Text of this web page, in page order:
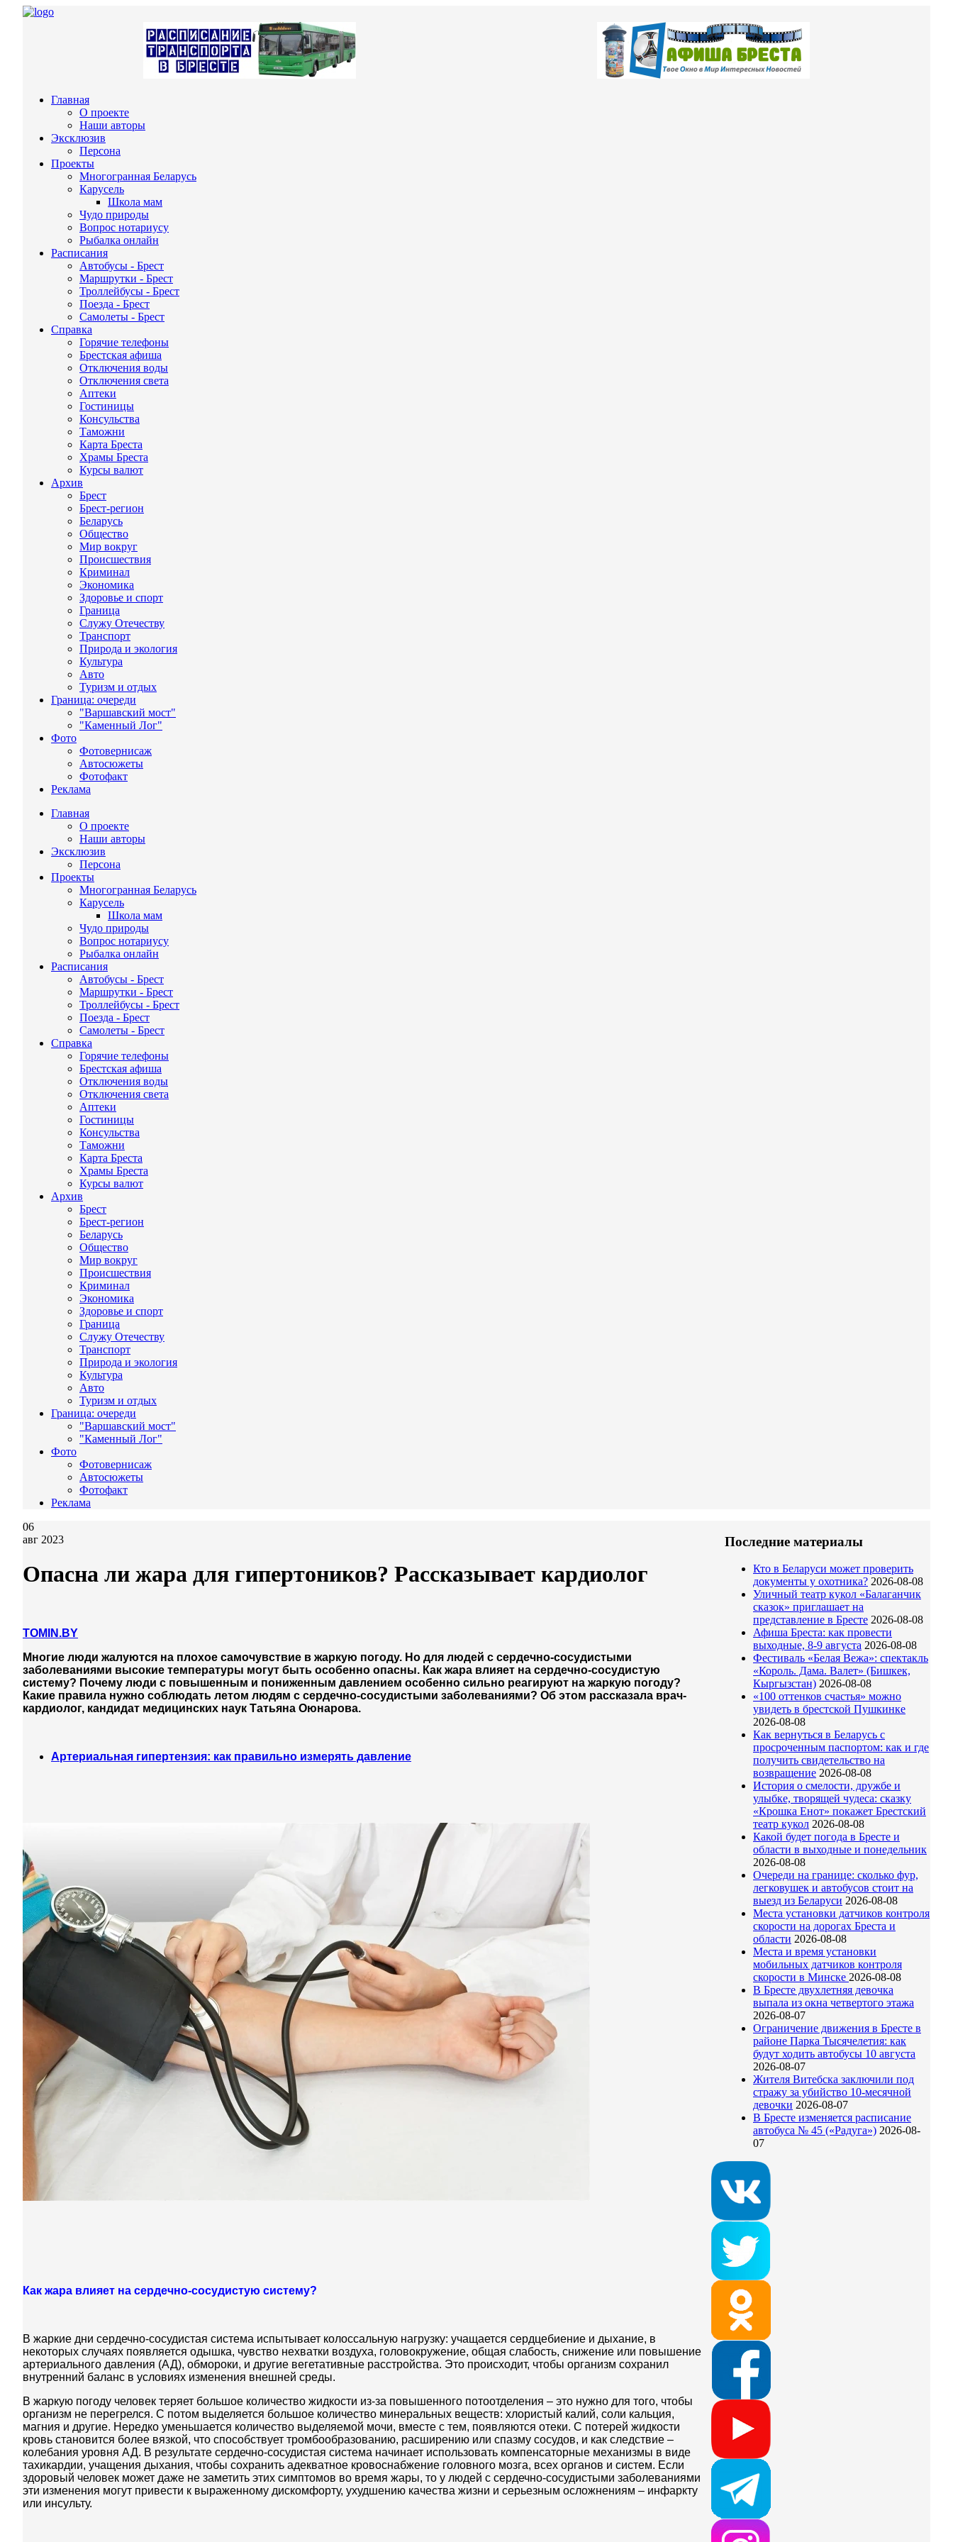
Главная
О проекте
Наши авторы
Эксклюзив
Персона
Проекты
Многогранная Беларусь
Карусель
Школа мам
Чудо природы
Вопрос нотариусу
Рыбалка онлайн
Расписания
Автобусы - Брест
Маршрутки - Брест
Троллейбусы - Брест
Поезда - Брест
Самолеты - Брест
Справка
Горячие телефоны
Брестская афиша
Отключения воды
Отключения света
Аптеки
Гостиницы
Консульства
Таможни
Карта Бреста
Храмы Бреста
Курсы валют
Архив
Брест
Брест-регион
Беларусь
Общество
Мир вокруг
Происшествия
Криминал
Экономика
Здоровье и спорт
Граница
Служу Отечеству
Транспорт
Природа и экология
Культура
Авто
Туризм и отдых
Граница: очереди
"Варшавский мост"
"Каменный Лог"
Фото
Фотовернисаж
Автосюжеты
Фотофакт
Реклама
Главная
О проекте
Наши авторы
Эксклюзив
Персона
Проекты
Многогранная Беларусь
Карусель
Школа мам
Чудо природы
Вопрос нотариусу
Рыбалка онлайн
Расписания
Автобусы - Брест
Маршрутки - Брест
Троллейбусы - Брест
Поезда - Брест
Самолеты - Брест
Справка
Горячие телефоны
Брестская афиша
Отключения воды
Отключения света
Аптеки
Гостиницы
Консульства
Таможни
Карта Бреста
Храмы Бреста
Курсы валют
Архив
Брест
Брест-регион
Беларусь
Общество
Мир вокруг
Происшествия
Криминал
Экономика
Здоровье и спорт
Граница
Служу Отечеству
Транспорт
Природа и экология
Культура
Авто
Туризм и отдых
Граница: очереди
"Варшавский мост"
"Каменный Лог"
Фото
Фотовернисаж
Автосюжеты
Фотофакт
Реклама
06
авг 2023
Опасна ли жара для гипертоников? Рассказывает кардиолог
TOMIN.BY
Многие люди жалуются на плохое самочувствие в жаркую погоду. Но для людей с сердечно-сосудистыми
заболеваниями высокие температуры могут быть особенно опасны. Как жара влияет на сердечно-сосудистую
систему? Почему люди с повышенным и пониженным давлением особенно сильно реагируют на жаркую погоду?
Какие правила нужно соблюдать летом людям с сердечно-сосудистыми заболеваниями? Об этом рассказала врач-
кардиолог, кандидат медицинских наук Татьяна Оюнарова.
Артериальная гипертензия: как правильно измерять давление
Как жара влияет на сердечно-сосудистую систему?
В жаркие дни сердечно-сосудистая система испытывает колоссальную нагрузку: учащается сердцебиение и дыхание, в
некоторых случаях появляется одышка, чувство нехватки воздуха, головокружение, общая слабость, снижение или повышение
артериального давления (АД), обмороки, и другие вегетативные расстройства. Это происходит, чтобы организм сохранил
внутренний баланс в условиях изменения внешней среды.
В жаркую погоду человек теряет большое количество жидкости из-за повышенного потоотделения – это нужно для того, чтобы
организм не перегрелся. С потом выделяется большое количество минеральных веществ: хлористый калий, соли кальция,
магния и другие. Нередко уменьшается количество выделяемой мочи, вместе с тем, появляются отеки. С потерей жидкости
кровь становится более вязкой, что способствует тромбообразованию, расширению или спазму сосудов, и как следствие –
колебания уровня АД. В результате сердечно-сосудистая система начинает использовать компенсаторные механизмы в виде
тахикардии, учащения дыхания, чтобы сохранить адекватное кровоснабжение головного мозга, всех органов и систем. Если
здоровый человек может даже не заметить этих симптомов во время жары, то у людей с сердечно-сосудистыми заболеваниями
эти изменения могут привести к выраженному дискомфорту, ухудшению качества жизни и серьезным осложнениям – инфаркту
или инсульту.
Последние материалы
Кто в Беларуси может проверить
документы у охотника? 2026-08-08
Уличный театр кукол «Балаганчик
сказок» приглашает на
представление в Бресте 2026-08-08
Афиша Бреста: как провести
выходные, 8-9 августа 2026-08-08
Фестиваль «Белая Вежа»: спектакль
«Король. Дама. Валет» (Бишкек,
Кыргызстан) 2026-08-08
«100 оттенков счастья» можно
увидеть в брестской Пушкинке
2026-08-08
Как вернуться в Беларусь с
просроченным паспортом: как и где
получить свидетельство на
возвращение 2026-08-08
История о смелости, дружбе и
улыбке, творящей чудеса: сказку
«Крошка Енот» покажет Брестский
театр кукол 2026-08-08
Какой будет погода в Бресте и
области в выходные и понедельник
2026-08-08
Очереди на границе: сколько фур,
легковушек и автобусов стоит на
выезд из Беларуси 2026-08-08
Места установки датчиков контроля
скорости на дорогах Бреста и
области 2026-08-08
Места и время установки
мобильных датчиков контроля
скорости в Минске 2026-08-08
В Бресте двухлетняя девочка
выпала из окна четвертого этажа
2026-08-07
Ограничение движения в Бресте в
районе Парка Тысячелетия: как
будут ходить автобусы 10 августа
2026-08-07
Жителя Витебска заключили под
стражу за убийство 10-месячной
девочки 2026-08-07
В Бресте изменяется расписание
автобуса № 45 («Радуга») 2026-08-
07